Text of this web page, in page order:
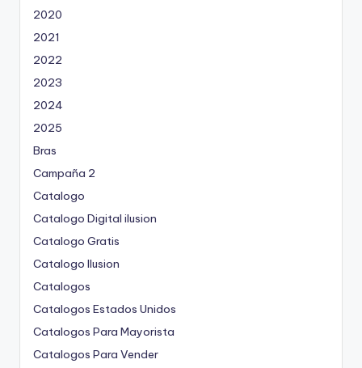
2020
2021
2022
2023
2024
2025
Bras
Campaña 2
Catalogo
Catalogo Digital ilusion
Catalogo Gratis
Catalogo Ilusion
Catalogos
Catalogos Estados Unidos
Catalogos Para Mayorista
Catalogos Para Vender